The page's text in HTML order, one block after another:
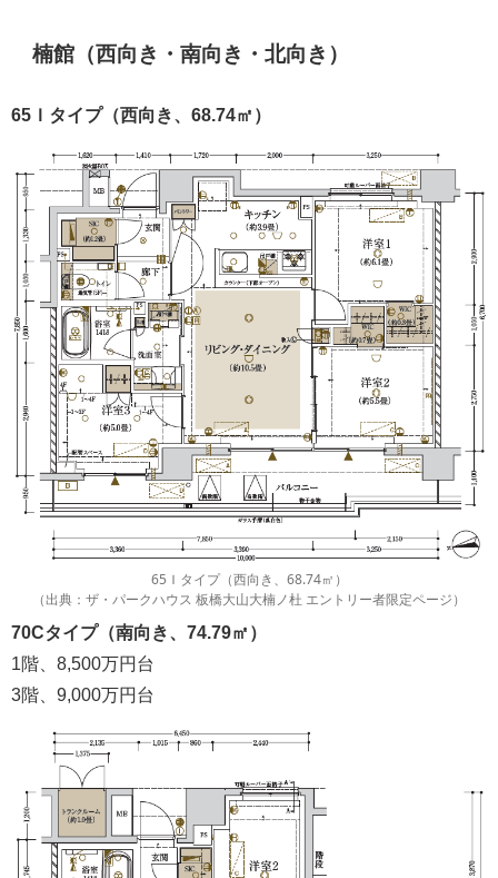
楠館（西向き・南向き・北向き）
65Ｉタイプ（西向き、68.74㎡）
65Ｉタイプ（西向き、68.74㎡）
（出典：ザ・パークハウス 板橋大山大楠ノ杜 エントリー者限定ページ）
70Cタイプ（南向き、74.79㎡）
1階、8,500万円台
3階、9,000万円台